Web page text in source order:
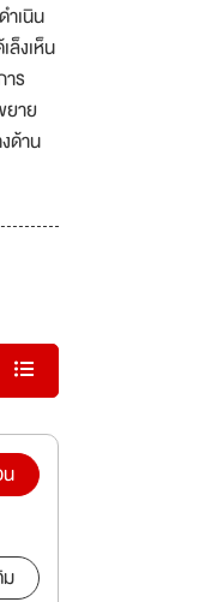
เนิน
ล็งเห็น
ร
ยาย
ด้าน